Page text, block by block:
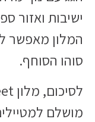
ישיבות ואזור
המלון מאפשר
סוהו הסוחף.
מושלם